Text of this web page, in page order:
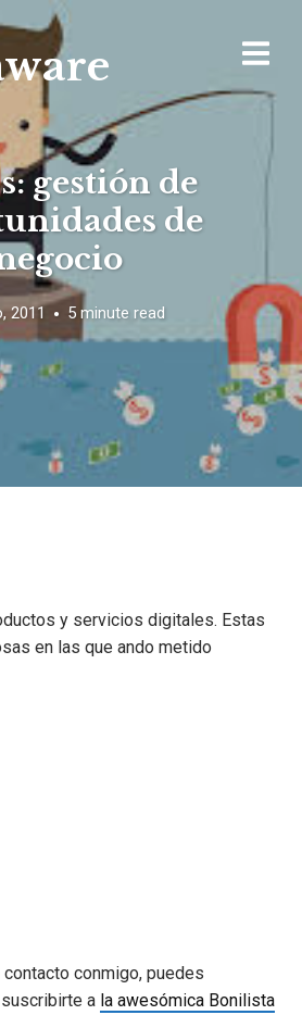
gestión de
de
2011 5 minute read
y servicios digitales. Estas
en las que ando metido
conmigo, puedes
a la awesómica Bonilista